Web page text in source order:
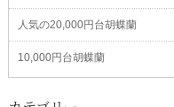
人気の20,000円台胡蝶蘭
10,000円台胡蝶蘭